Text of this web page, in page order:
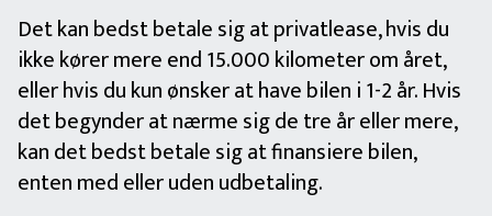
Det kan bedst betale sig at privatlease, hvis du
ikke kører mere end 15.000 kilometer om året,
eller hvis du kun ønsker at have bilen i 1-2 år. Hvis
det begynder at nærme sig de tre år eller mere,
kan det bedst betale sig at finansiere bilen,
enten med eller uden udbetaling.